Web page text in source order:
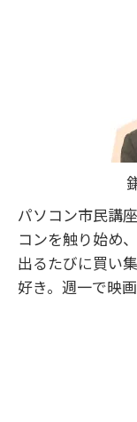
パソコン市民講
コンを触り始め
出るたびに買い
好き。週一で映